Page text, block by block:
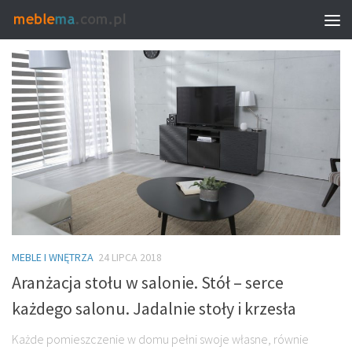
TAGGED:ARANŻACJA STOŁU W SALONIE
MEBLE I WNĘTRZA 24 LIPCA 2018
Aranżacja stołu w salonie. Stół – serce
każdego salonu. Jadalnie stoły i krzesła
Każde pomieszczenie w domu pełni swoje własne, równie